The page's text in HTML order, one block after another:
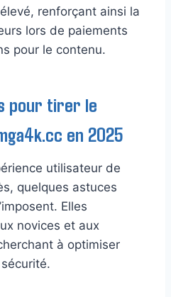
renforçant ainsi la
lors de paiements
pour le contenu.
pour tirer le
en 2025
utilisateur de
quelques astuces
Elles
novices et aux
à optimiser